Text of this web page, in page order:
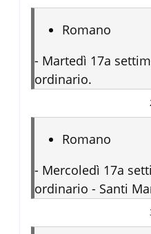
Romano
- Martedì 17a
ordinario.
Romano
- Mercoledì 17a
ordinario - Santi